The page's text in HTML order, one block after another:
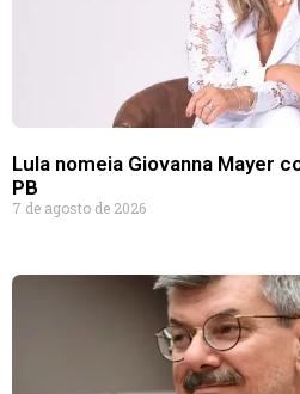
Lula nomeia Giovanna Mayer
PB
7 de agosto de 2026